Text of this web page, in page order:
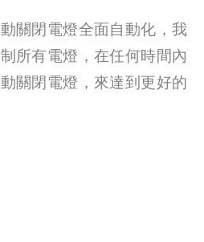
關閉電燈全面自動化，我
所有電燈，在任何時間內
關閉電燈，來達到更好的